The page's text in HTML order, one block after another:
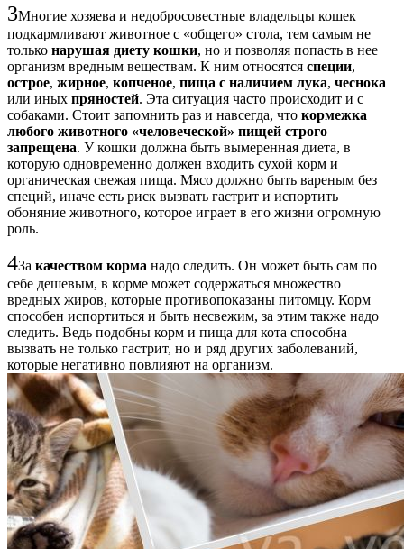
3Многие хозяева и недобросовестные владельцы кошек
подкармливают животное с «общего» стола, тем самым не
только нарушая диету кошки, но и позволяя попасть в нее
организм вредным веществам. К ним относятся специи,
острое, жирное, копченое, пища с наличием лука, чеснока
или иных пряностей. Эта ситуация часто происходит и с
собаками. Стоит запомнить раз и навсегда, что кормежка
любого животного «человеческой» пищей строго
запрещена. У кошки должна быть вымеренная диета, в
которую одновременно должен входить сухой корм и
органическая свежая пища. Мясо должно быть вареным без
специй, иначе есть риск вызвать гастрит и испортить
обоняние животного, которое играет в его жизни огромную
роль.
4За качеством корма надо следить. Он может быть сам по
себе дешевым, в корме может содержаться множество
вредных жиров, которые противопоказаны питомцу. Корм
способен испортиться и быть несвежим, за этим также надо
следить. Ведь подобны корм и пища для кота способна
вызвать не только гастрит, но и ряд других заболеваний,
которые негативно повлияют на организм.